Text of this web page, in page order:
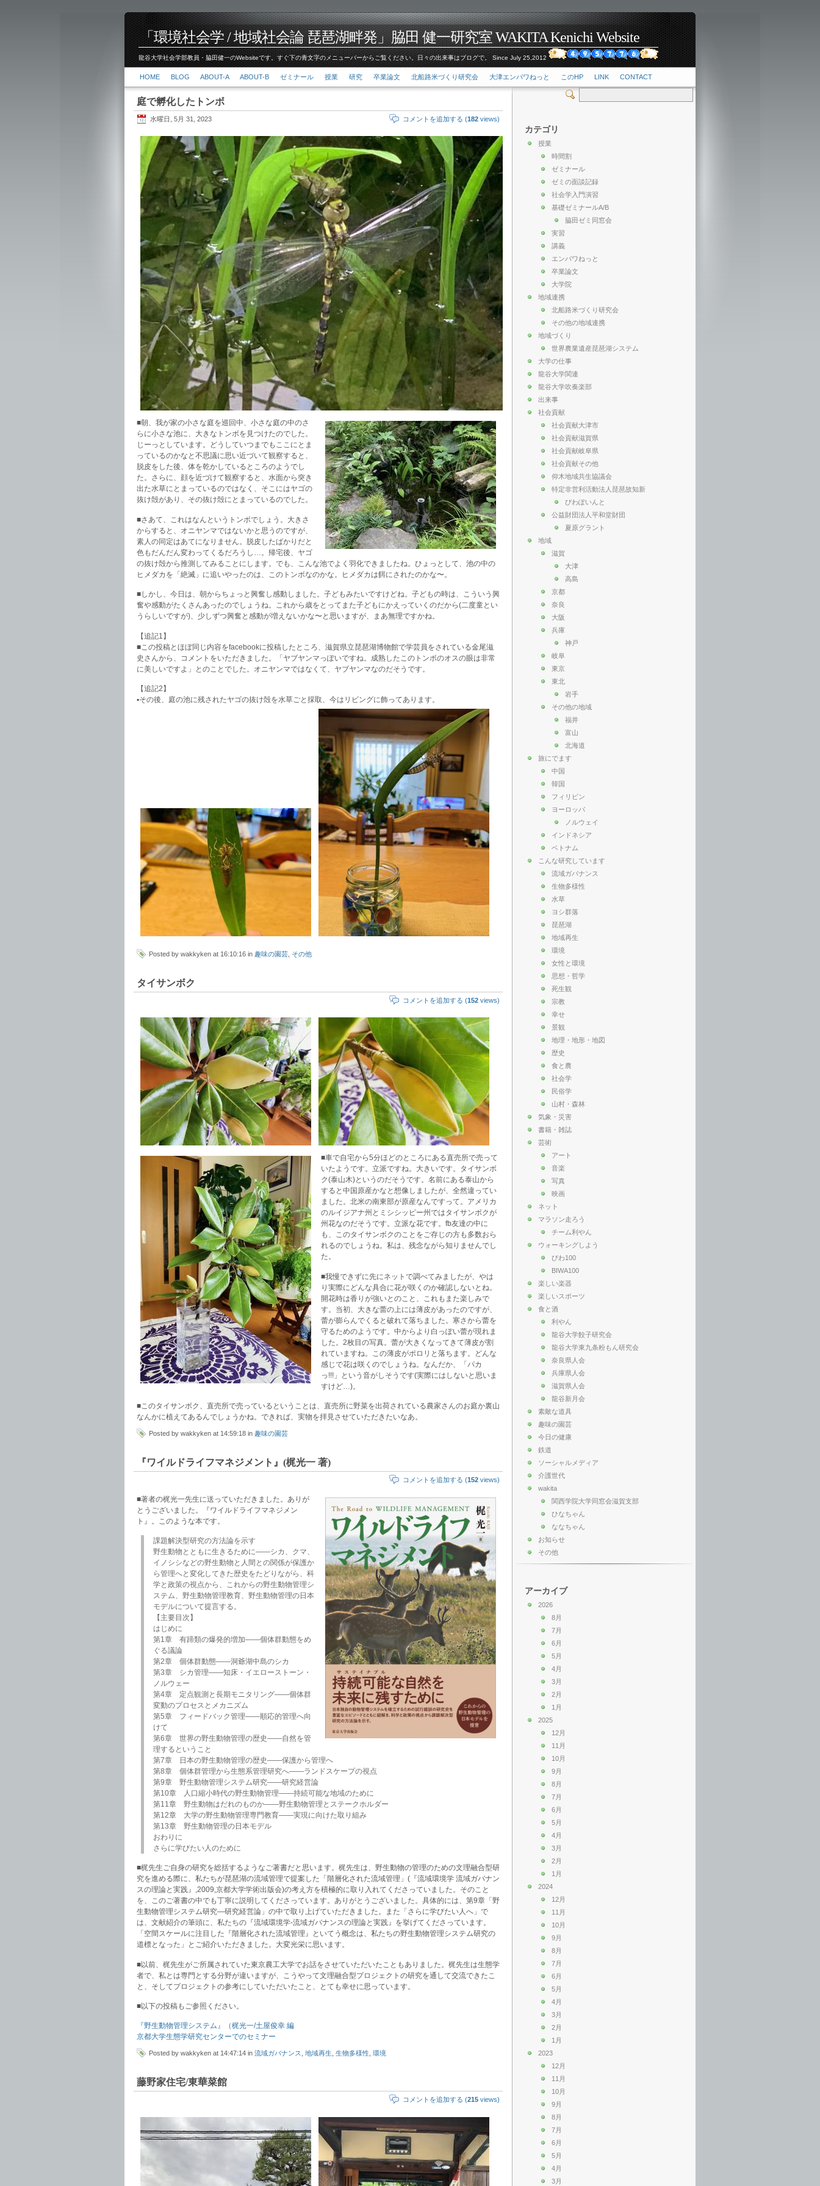
「環境社会学 / 地域社会論 琵琶湖畔発」脇田 健一研究室 WAKITA Kenichi Website
龍谷大学社会学部教員・脇田健一のWebsiteです。すぐ下の青文字のメニューバーからご覧ください。日々の出来事はブログで。 Since July 25,2012
HOME BLOG ABOUT-A ABOUT-B ゼミナール 授業 研究 卒業論文 北船路米づくり研究会 大津エンパワねっと このHP LINK CONTACT
庭で孵化したトンボ
水曜日, 5月 31, 2023 コメントを追加する (182 views)
■朝、我が家の小さな庭を巡回中、小さな庭の中のさ
らに小さな池に、大きなトンボを見つけたのでした。
じーっとしています。どうしていつまでもここにとま
っているのかなと不思議に思い近づいて観察すると、
脱皮をした後、体を乾かしているところのようでし
た。さらに、顔を近づけて観察すると、水面から突き
出た水草にとまっているのではなく、そこにはヤゴの
抜け殻があり、その抜け殻にとまっているのでした。
■さあて、これはなんというトンボでしょう。大きさ
からすると、オニヤンマではないかと思うのですが、
素人の同定はあてになりません。脱皮したばかりだと
色もだんだん変わってくるだろうし…。帰宅後、ヤゴ
の抜け殻から推測してみることにします。でも、こんな池でよく羽化できましたね。ひょっとして、池の中の
ヒメダカを「絶滅」に追いやったのは、このトンボなのかな。ヒメダカは餌にされたのかな〜。
■しかし、今日は、朝からちょっと興奮し感動しました。子どもみたいですけどね。子どもの時は、こういう興
奮や感動がたくさんあったのでしょうね。これから歳をとってまた子どもにかえっていくのだから(二度童とい
うらしいですが)、少しずつ興奮と感動が増えないかな〜と思いますが、まあ無理ですかね。
【追記1】
■この投稿とほぼ同じ内容をfacebookに投稿したところ、滋賀県立琵琶湖博物館で学芸員をされている金尾滋
史さんから、コメントをいただきました。「ヤブヤンマっぽいですね。成熟したこのトンボのオスの眼は非常
に美しいですよ」とのことでした。オニヤンマではなくて、ヤブヤンマなのだそうです。
【追記2】
▪︎その後、庭の池に残されたヤゴの抜け殻を水草ごと採取、今はリビングに飾ってあります。
Posted by wakkyken at 16:10:16 in 趣味の園芸 その他
タイサンボク
コメントを追加する (152 views)
■車で自宅から5分ほどのところにある直売所で売って
いたようです。立派ですね。大きいです。タイサンボ
ク(泰山木)というのだそうです。名前にある泰山から
すると中国原産かなと想像しましたが、全然違ってい
ました。北米の南東部が原産なんですって。アメリカ
のルイジアナ州とミシシッピー州ではタイサンボクが
州花なのだそうです。立派な花です。fb友達の中に
も、このタイサンボクのことをご存じの方も多数おら
れるのでしょうね。私は、残念ながら知りませんでし
た。
■我慢できずに先にネットで調べてみましたが、やは
り実際にどんな具合に花が咲くのか確認しないとね。
開花時は香りが強いとのこと、これもまた楽しみで
す。当初、大きな蕾の上には薄皮があったのですが、
蕾が膨らんでくると破れて落ちました。寒さから蕾を
守るためのようです。中からより白っぽい蕾が現れま
した。2枚目の写真。蕾が大きくなってきて薄皮が割
れていますね。この薄皮がポロリと落ちます。どんな
感じで花は咲くのでしょうね。なんだか、「パカ
っ!!!」という音がしそうです(実際にはしないと思いま
すけど…)。
■このタイサンボク、直売所で売っているということは、直売所に野菜を出荷されている農家さんのお庭か裏山
なんかに植えてあるんでしょうかね。できれば、実物を拝見させていただきたいなあ。
Posted by wakkyken at 14:59:18 in 趣味の園芸
『ワイルドライフマネジメント』(梶光一 著)
コメントを追加する (152 views)
■著者の梶光一先生に送っていただきました。ありが
とうございました。『ワイルドライフマネジメン
ト』。このような本です。
課題解決型研究の方法論を示す
野生動物とともに生きるために――シカ、クマ、
イノシシなどの野生動物と人間との関係が保護か
ら管理へと変化してきた歴史をたどりながら、科
学と政策の視点から、これからの野生動物管理シ
ステム、野生動物管理教育、野生動物管理の日本
モデルについて提言する。
【主要目次】
はじめに
第1章 有蹄類の爆発的増加――個体群動態をめ
ぐる議論
第2章 個体群動態――洞爺湖中島のシカ
第3章 シカ管理――知床・イエローストーン・
ノルウェー
第4章 定点観測と長期モニタリング――個体群
変動のプロセスとメカニズム
第5章 フィードバック管理――順応的管理へ向
けて
第6章 世界の野生動物管理の歴史――自然を管
理するということ
第7章 日本の野生動物管理の歴史――保護から管理へ
第8章 個体群管理から生態系管理研究へ――ランドスケープの視点
第9章 野生動物管理システム研究――研究経営論
第10章 人口縮小時代の野生動物管理――持続可能な地域のために
第11章 野生動物はだれのものか――野生動物管理とステークホルダー
第12章 大学の野生動物管理専門教育――実現に向けた取り組み
第13章 野生動物管理の日本モデル
おわりに
さらに学びたい人のために
■梶先生ご自身の研究を総括するようなご著書だと思います。梶先生は、野生動物の管理のための文理融合型研
究を進める際に、私たちが琵琶湖の流域管理で提案した「階層化された流域管理」(『流域環境学 流域ガバナン
スの理論と実践』,2009,京都大学学術出版会)の考え方を積極的に取り入れてくださっていました。そのこと
を、このご著書の中でも丁寧に説明してくださっています。ありがとうございました。具体的には、第9章「野
生動物管理システム研究―研究経営論」の中で取り上げていただきました。また「さらに学びたい人へ」で
は、文献紹介の筆頭に、私たちの『流域環境学-流域ガバナンスの理論と実践』を挙げてくださっています。
「空間スケールに注目した『階層化された流域管理』といてう概念は、私たちの野生動物管理システム研究の
道標となった」とご紹介いただきました。大変光栄に思います。
■以前、梶先生がご所属されていた東京農工大学でお話をさせていただいたこともありました。梶先生は生態学
者で、私とは専門とする分野が違いますが、こうやって文理融合型プロジェクトの研究を通して交流できたこ
と、そしてプロジェクトの参考にしていただいたこと、とても幸せに思っています。
■以下の投稿もご参照ください。
『野生動物管理システム』（梶光一/土屋俊幸 編
京都大学生態学研究センターでのセミナー
Posted by wakkyken at 14:47:14 in 流域ガバナンス, 地域再生, 生物多様性, 環境
藤野家住宅/東華菜館
コメントを追加する (215 views)
カテゴリ
授業
時間割
ゼミナール
ゼミの面談記録
社会学入門演習
基礎ゼミナールA/B
脇田ゼミ同窓会
実習
講義
エンパワねっと
卒業論文
大学院
地域連携
北船路米づくり研究会
その他の地域連携
地域づくり
世界農業遺産琵琶湖システム
大学の仕事
龍谷大学関連
龍谷大学吹奏楽部
出来事
社会貢献
社会貢献大津市
社会貢献滋賀県
社会貢献岐阜県
社会貢献その他
仰木地域共生協議会
特定非営利活動法人琵琶故知新
びわぽいんと
公益財団法人平和堂財団
夏原グラント
地域
滋賀
大津
高島
京都
奈良
大阪
兵庫
神戸
岐阜
東京
東北
岩手
その他の地域
福井
富山
北海道
旅にでます
中国
韓国
フィリピン
ヨーロッパ
ノルウェイ
インドネシア
ベトナム
こんな研究しています
流域ガバナンス
生物多様性
水草
ヨシ群落
琵琶湖
地域再生
環境
女性と環境
思想・哲学
死生観
宗教
幸せ
景観
地理・地形・地図
歴史
食と農
社会学
民俗学
山村・森林
気象・災害
書籍・雑誌
芸術
アート
音楽
写真
映画
ネット
マラソン走ろう
チーム利やん
ウォーキングしよう
びわ100
BIWA100
楽しい楽器
楽しいスポーツ
食と酒
利やん
龍谷大学餃子研究会
龍谷大学東九条粉もん研究会
奈良県人会
兵庫県人会
滋賀県人会
龍谷新月会
素敵な道具
趣味の園芸
今日の健康
鉄道
ソーシャルメディア
介護世代
wakita
関西学院大学同窓会滋賀支部
ひなちゃん
ななちゃん
お知らせ
その他
アーカイブ
2026
8月
7月
6月
5月
4月
3月
2月
1月
2025
12月
11月
10月
9月
8月
7月
6月
5月
4月
3月
2月
1月
2024
12月
11月
10月
9月
8月
7月
6月
5月
4月
3月
2月
1月
2023
12月
11月
10月
9月
8月
7月
6月
5月
4月
3月